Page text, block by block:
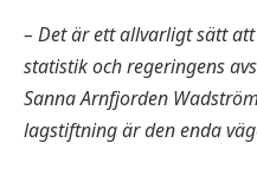
– Det är ett allvarligt sätt
statistik och regeringens
Sanna Arnfjorden
lagstiftning är den enda